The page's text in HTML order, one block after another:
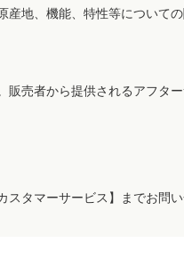
地、機能、特性等について
売者から提供されるアフタ
タマーサービス】までお問